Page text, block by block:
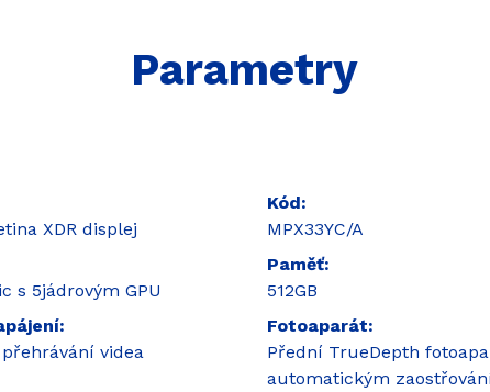
Parametry
XDR displej
s 5jádrovým GPU
videa
Kód
MPX33YC/A
Paměť
512GB
Fotoaparát
Přední TrueDepth
automatickým